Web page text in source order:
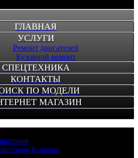
ГЛАВНАЯ
УСЛУГИ
Ремонт двигателей
Кузовной ремонт
СПЕЦТЕХНИКА
КОНТАКТЫ
ПО МОДЕЛИ
МАГАЗИН
Komatsu